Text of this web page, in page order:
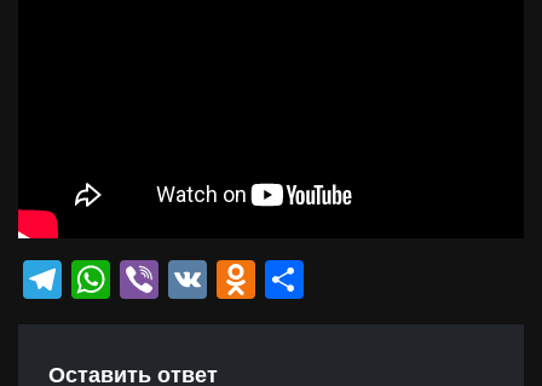
Telegram
WhatsApp
Viber
VK Odnoklassniki
Оставить ответ